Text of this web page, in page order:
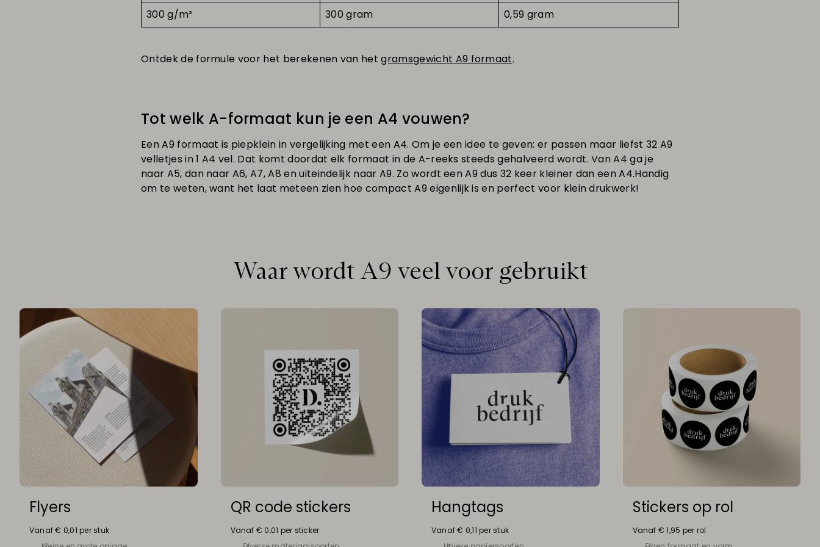
300 g/m²
300 gram 0,59 gram
Ontdek de formule voor het berekenen van hetgramsgewicht A9 formaat.
Tot welk A-formaat kun je een A4 vouwen?
Een A9 formaat is piepklein in vergelijking met een A4. Om je een idee te geven: er passen maar liefst 32 A9
velletjes in 1 A4 vel. Dat komt doordat elk formaat in de A-reeks steeds gehalveerd wordt. Van A4 ga je
naar A5, dan naar A6, A7, A8 en uiteindelijk naar A9. Zo wordt een A9 dus 32 keer kleiner dan een A4.Handig
om te weten, want het laat meteen zien hoe compact A9 eigenlijk is en perfect voor klein drukwerk!
Waar wordt A9 veel voor gebruikt
Flyers
Vanaf € 0,01 per stuk
QR code stickers
Vanaf € 0,01 per sticker
Hangtags
Vanaf € 0,11 per stuk
Stickers op rol
Vanaf € 1,95 per rol